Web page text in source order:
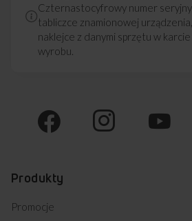
Czternastocyfrowy numer
tabliczce znamionowej
naklejce z danymi sprzętu w
wyrobu.
Produkty
Promocje